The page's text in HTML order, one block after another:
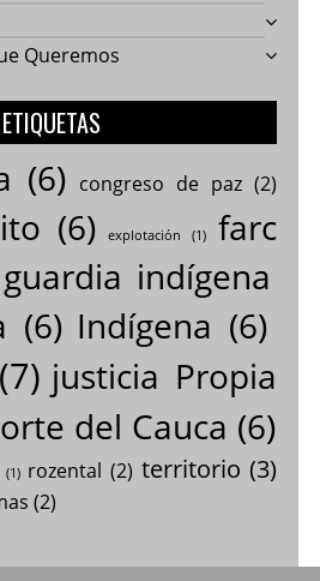
Queremos
ETIQUETAS
(6) congreso de paz(2)
(6) explotación (1)
farc
guardia indígena
(6) Indígena (6)
(7) justicia Propia
del Cauca (6)
(1) rozental (2) territorio (3)
(2)